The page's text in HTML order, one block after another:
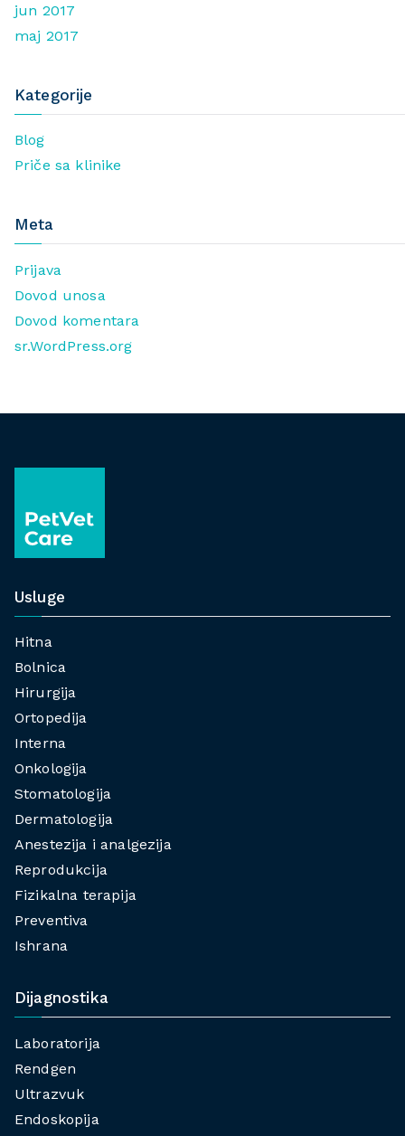
jun 2017
maj 2017
Kategorije
Blog
Priče sa klinike
Meta
Prijava
Dovod unosa
Dovod komentara
sr.WordPress.org
Usluge
Hitna
Bolnica
Hirurgija
Ortopedija
Interna
Onkologija
Stomatologija
Dermatologija
Anestezija i analgezija
Reprodukcija
Fizikalna terapija
Preventiva
Ishrana
Dijagnostika
Laboratorija
Rendgen
Ultrazvuk
Endoskopija